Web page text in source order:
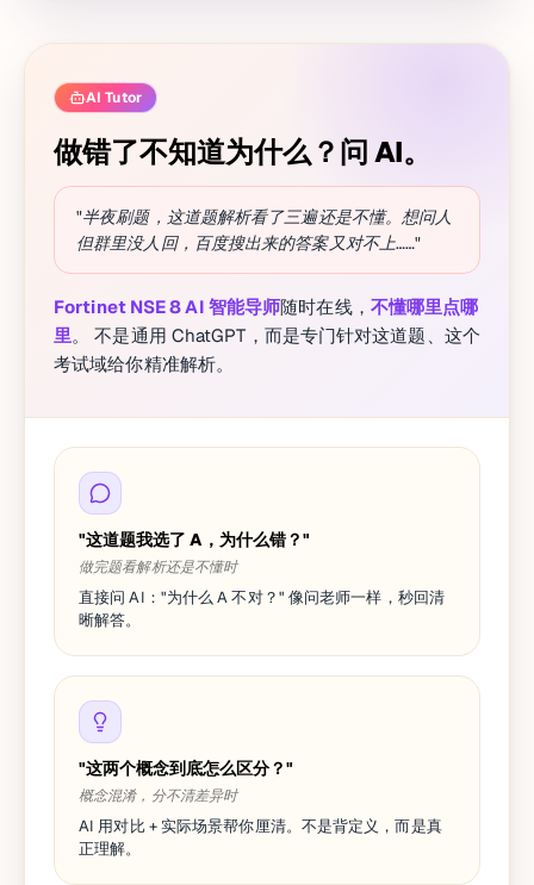
AI Tutor
做错了不知道为什么？问 AI。
"半夜刷题，这道题解析看了三遍还是不懂。想问人
但群里没人回，百度搜出来的答案又对不上……"
Fortinet NSE 8 AI 智能导师随时在线， 不懂哪里点哪
里。 不是通用 ChatGPT，而是专门针对这道题、这个
考试域给你精准解析。
"这道题我选了 A，为什么错？"
做完题看解析还是不懂时
直接问 AI："为什么 A 不对？" 像问老师一样，秒回清
晰解答。
"这两个概念到底怎么区分？"
概念混淆，分不清差异时
AI 用对比 + 实际场景帮你厘清。不是背定义，而是真
正理解。